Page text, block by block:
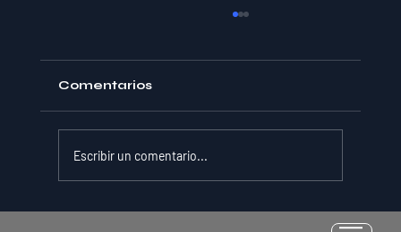
La Resiliencia como Habilidad
Comentarios
Escribir un comentario...